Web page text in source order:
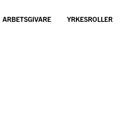
ARBETSGIVARE YRKESROLLER